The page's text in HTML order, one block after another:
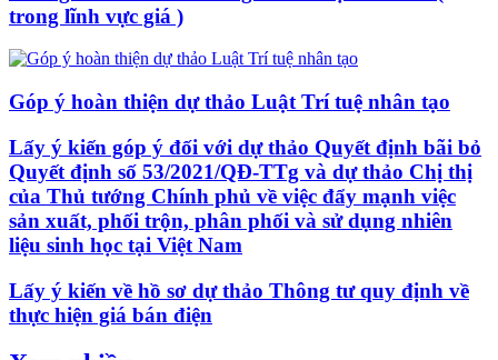
trong lĩnh vực giá )
Góp ý hoàn thiện dự thảo Luật Trí tuệ nhân tạo
Lấy ý kiến góp ý đối với dự thảo Quyết định bãi bỏ
Quyết định số 53/2021/QĐ-TTg và dự thảo Chị thị
của Thủ tướng Chính phủ về việc đẩy mạnh việc
sản xuất, phối trộn, phân phối và sử dụng nhiên
liệu sinh học tại Việt Nam
Lấy ý kiến về hồ sơ dự thảo Thông tư quy định về
thực hiện giá bán điện